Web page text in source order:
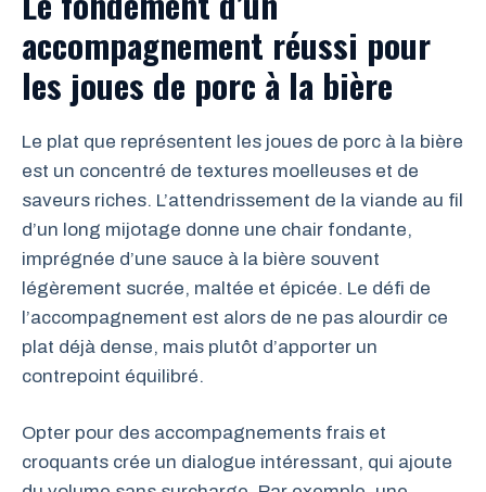
accompagnement réussi pour
les joues de porc à la bière
Le plat que représentent les joues de porc à la bière
est un concentré de textures moelleuses et de
saveurs riches. L’attendrissement de la viande au fil
d’un long mijotage donne une chair fondante,
imprégnée d’une sauce à la bière souvent
légèrement sucrée, maltée et épicée. Le défi de
l’accompagnement est alors de ne pas alourdir ce
plat déjà dense, mais plutôt d’apporter un
contrepoint équilibré.
Opter pour des accompagnements frais et
croquants crée un dialogue intéressant, qui ajoute